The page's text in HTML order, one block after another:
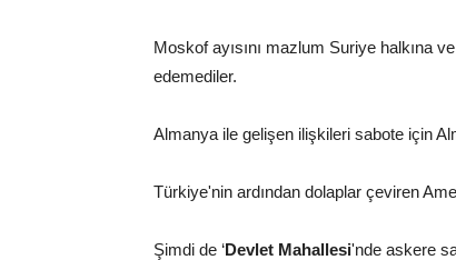
Moskof ayısını mazlum Suriye halkına
edemediler.
Almanya ile gelişen ilişkileri sabote için
Türkiye'nin ardından dolaplar çeviren
Şimdi de ‘Devlet Mahallesi'nde askere